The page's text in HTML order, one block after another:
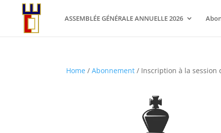
ASSEMBLÉE GÉNÉRALE ANNUELLE 2026
Home /Abonnement / Inscription à la session